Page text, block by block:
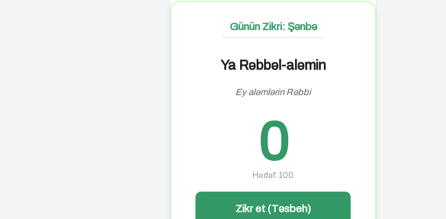
Günün Zikri: Şənbə
Ya Rəbbəl-aləmin
Ey aləmlərin Rəbbi
0
Hədəf: 100
Zikr et (Təsbeh)